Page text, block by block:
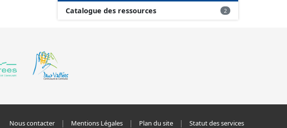
Catalogue des ressources 2
Nous contacter Mentions Légales Plan du site Statut des services